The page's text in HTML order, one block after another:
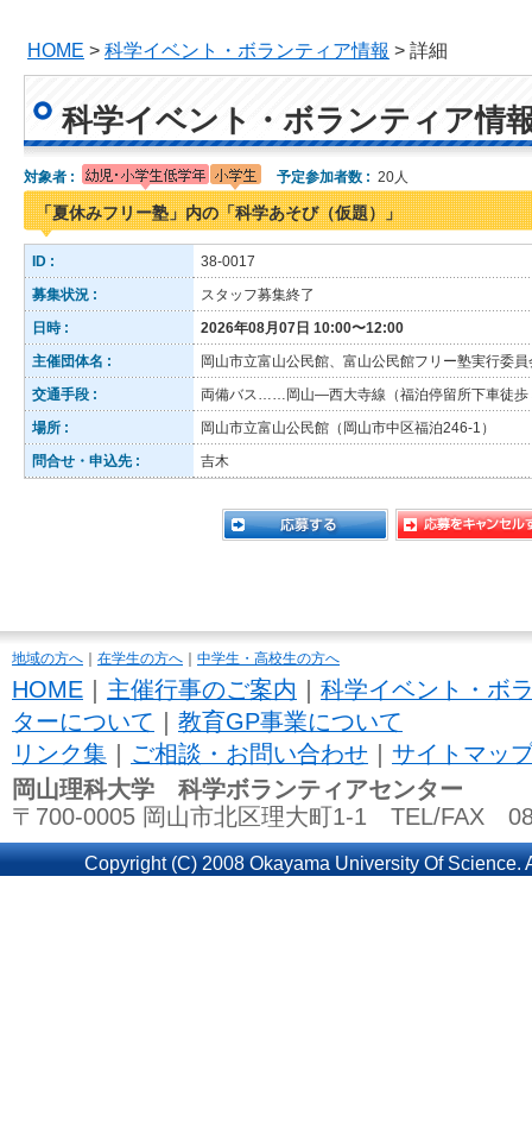
HOME > 科学イベント・ボランティア情報 > 詳細
科学イベント・ボランティア情
対象者 : 予定参加者数 : 20人
「夏休みフリー塾」内の「科学あそび（仮題）」
ID :
38-0017
募集状況 :
スタッフ募集終了
日時 :
2026年08月07日 10:00〜12:00
主催団体名 :
岡山市立富山公民館、富山公民館フリー塾実行委員
交通手段 :
両備バス……岡山―西大寺線（福泊停留所下車徒歩
場所 :
岡山市立富山公民館（岡山市中区福泊246-1）
問合せ・申込先 :
吉木
地域の方へ 在学生の方へ 中学生・高校生の方へ
HOME 主催行事のご案内
科学イベント・ボ
ターについて
教育GP事業について
リンク集
ご相談・お問い合わせ
サイトマッ
岡山理科大学 科学ボランティアセンター
〒700-0005 岡山市北区理大町1-1 TEL/FAX
Copyright (C) 2008 Okayama University Of Science.